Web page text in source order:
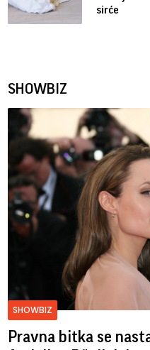
sirće
SHOWBIZ
SHOWBIZ
Pravna bitka se